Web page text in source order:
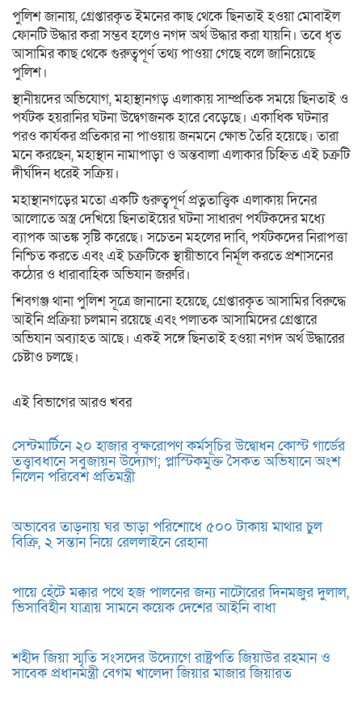
পুলিশ জানায়, গ্রেপ্তারকৃত ইমনের কাছ থেকে ছিনতাই হওয়া মোবাইল
ফোনটি উদ্ধার করা সম্ভব হলেও নগদ অর্থ উদ্ধার করা যায়নি। তবে ধৃত
আসামির কাছ থেকে গুরুত্বপূর্ণ তথ্য পাওয়া গেছে বলে জানিয়েছে
পুলিশ।
স্থানীয়দের অভিযোগ, মহাস্থানগড় এলাকায় সাম্প্রতিক সময়ে ছিনতাই ও
পর্যটক হয়রানির ঘটনা উদ্বেগজনক হারে বেড়েছে। একাধিক ঘটনার
পরও কার্যকর প্রতিকার না পাওয়ায় জনমনে ক্ষোভ তৈরি হয়েছে। তারা
মনে করছেন, মহাস্থান নামাপাড়া ও অন্তবালা এলাকার চিহ্নিত এই চক্রটি
দীর্ঘদিন ধরেই সক্রিয়।
মহাস্থানগড়ের মতো একটি গুরুত্বপূর্ণ প্রত্নতাত্ত্বিক এলাকায় দিনের
আলোতে অস্ত্র দেখিয়ে ছিনতাইয়ের ঘটনা সাধারণ পর্যটকদের মধ্যে
ব্যাপক আতঙ্ক সৃষ্টি করেছে। সচেতন মহলের দাবি, পর্যটকদের নিরাপত্তা
নিশ্চিত করতে এবং এই চক্রটিকে স্থায়ীভাবে নির্মূল করতে প্রশাসনের
কঠোর ও ধারাবাহিক অভিযান জরুরি।
শিবগঞ্জ থানা পুলিশ সূত্রে জানানো হয়েছে, গ্রেপ্তারকৃত আসামির বিরুদ্ধে
আইনি প্রক্রিয়া চলমান রয়েছে এবং পলাতক আসামিদের গ্রেপ্তারে
অভিযান অব্যাহত আছে। একই সঙ্গে ছিনতাই হওয়া নগদ অর্থ উদ্ধারের
চেষ্টাও চলছে।
এই বিভাগের আরও খবর
সেন্টমার্টিনে ২০ হাজার বৃক্ষরোপণ কর্মসূচির উদ্বোধন কোস্ট গার্ডের
তত্ত্বাবধানে সবুজায়ন উদ্যোগ; প্লাস্টিকমুক্ত সৈকত অভিযানে অংশ
নিলেন পরিবেশ প্রতিমন্ত্রী
অভাবের তাড়নায় ঘর ভাড়া পরিশোধে ৫০০ টাকায় মাথার চুল
বিক্রি, ২ সন্তান নিয়ে রেললাইনে রেহানা
পায়ে হেঁটে মক্কার পথে হজ পালনের জন্য নাটোরের দিনমজুর দুলাল,
ভিসাবিহীন যাত্রায় সামনে কয়েক দেশের আইনি বাধা
শহীদ জিয়া স্মৃতি সংসদের উদ্যোগে রাষ্ট্রপতি জিয়াউর রহমান ও
সাবেক প্রধানমন্ত্রী বেগম খালেদা জিয়ার মাজার জিয়ারত